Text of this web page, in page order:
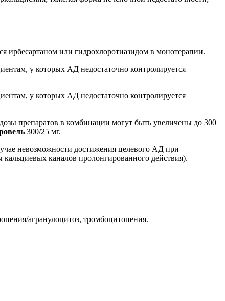
ирбесартаном или гидрохлоротиазидом в монотерапии.
у которых АД недостаточно контролируется
у которых АД недостаточно контролируется
препаратов в комбинации могут быть увеличены до 300
300/25 мг.
невозможности достижения целевого АД при
каналов пролонгированного действия).
агранулоцитоз, тромбоцитопения.